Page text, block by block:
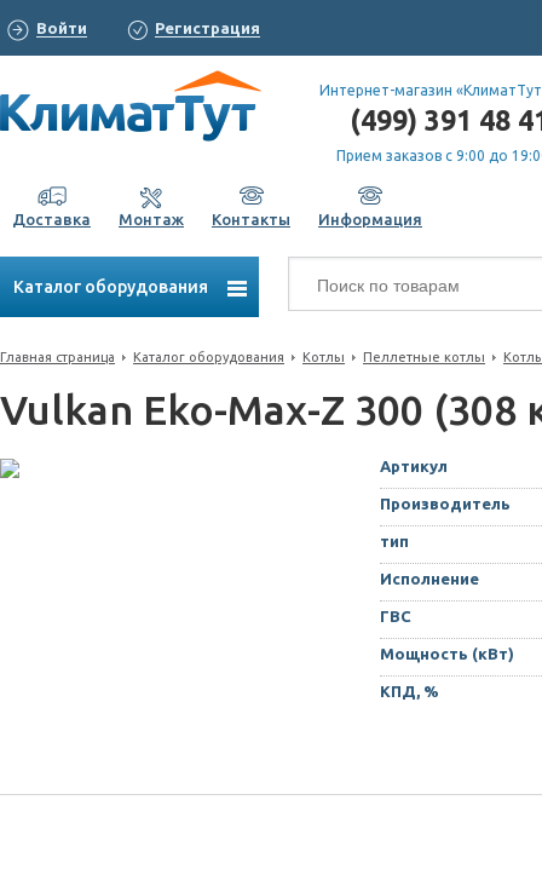
Войти Регистрация
Интернет-магазин
(499) 391 48
Прием заказов с 9:00 до
Доставка Монтаж Контакты Информация
Каталог оборудования
Главная страница Каталог оборудования Котлы Пеллетные котлы
Vulkan Eko-Max-Z 300 (308
Артикул
Производитель
тип
Исполнение
ГВС
Мощность (кВт)
КПД, %